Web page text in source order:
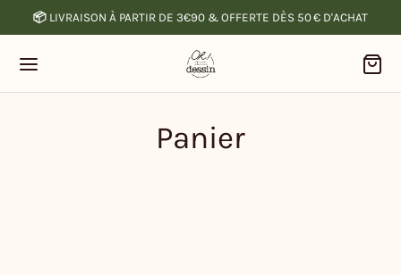
📦 LIVRAISON À PARTIR DE 3€90 & OFFERTE DÈS 50 € D'ACHAT
Panier